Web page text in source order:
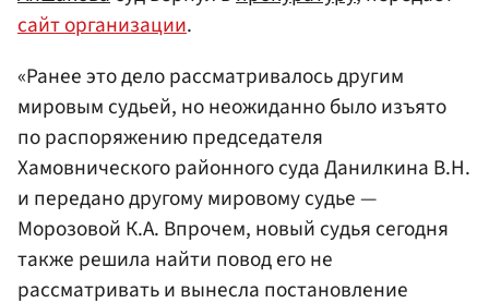
сайт организации.
«Ранее это дело рассматривалось другим
мировым судьей, но неожиданно было изъято
по распоряжению председателя
Хамовнического районного суда Данилкина В.Н.
и передано другому мировому судье —
Морозовой К.А. Впрочем, новый судья сегодня
также решила найти повод его не
рассматривать и вынесла постановление